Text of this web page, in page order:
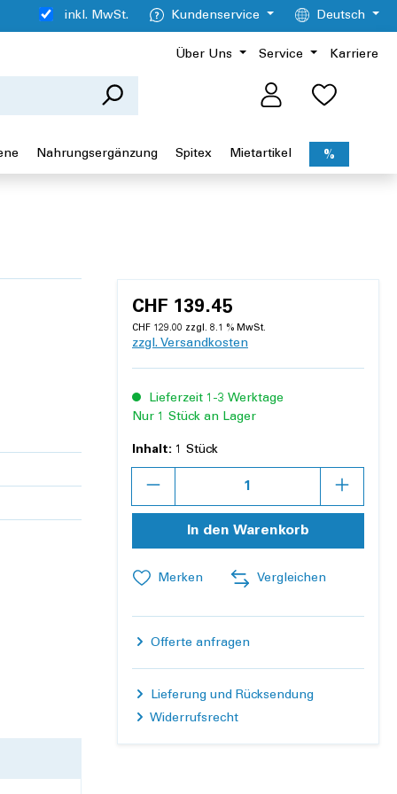
inkl. MwSt. Kundenservice Deutsch
Über Uns Service Karriere
Nahrungsergänzung Spitex Mietartikel %
CHF 139.45
CHF 129.00 zzgl. 8.1 % MwSt.
zzgl. Versandkosten
Lieferzeit 1-3 Werktage
Nur 1 Stück an Lager
Inhalt: 1 Stück
In den Warenkorb
Merken Vergleichen
Offerte anfragen
Lieferung und Rücksendung
Widerrufsrecht